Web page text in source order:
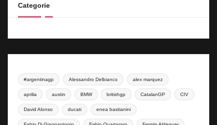
Categorie
#argentinagp Alessandro Delbianco alex marquez
aprilia austin BMW britishgp CatalanGP CIV
David Alonso ducati enea bastianini